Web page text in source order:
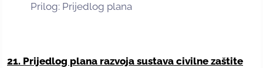
Prilog: Prijedlog plana
21. Prijedlog plana razvoja sustava civilne zaštite